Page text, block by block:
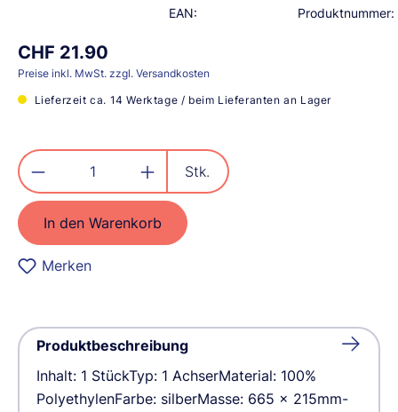
EAN:
Produktnummer:
CHF 21.90
Preise inkl. MwSt. zzgl. Versandkosten
Lieferzeit ca. 14 Werktage / beim Lieferanten an Lager
Produkt Anzahl: Gib den
Stk.
In den Warenkorb
Merken
Produktbeschreibung
Inhalt: 1 StückTyp: 1 AchserMaterial: 100%
PolyethylenFarbe: silberMasse: 665 x 215mm-